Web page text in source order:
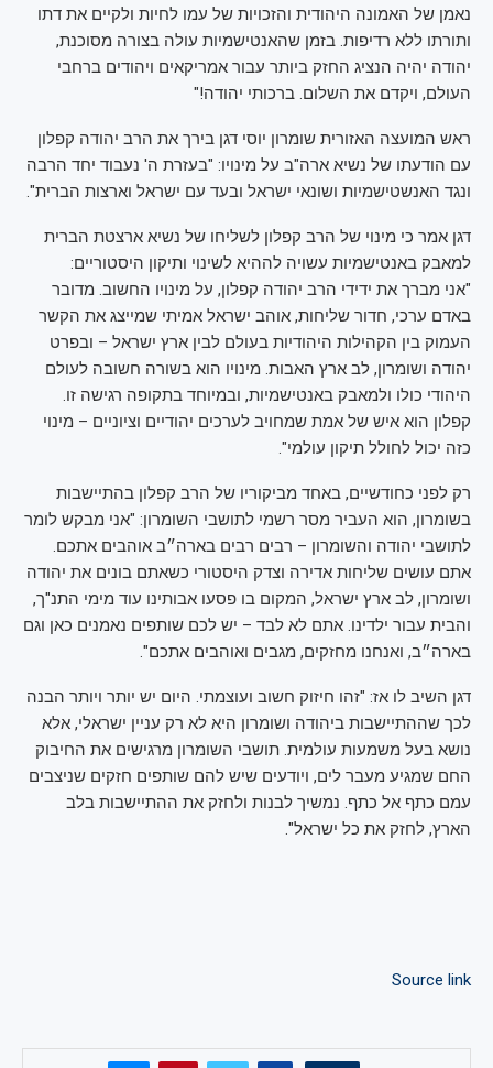
נאמן של האמונה היהודית והזכויות של עמו לחיות ולקיים את דתו
ותורתו ללא רדיפות. בזמן שהאנטישמיות עולה בצורה מסוכנת,
יהודה יהיה הנציג החזק ביותר עבור אמריקאים ויהודים ברחבי
העולם, ויקדם את השלום. ברכותי יהודה!"
ראש המועצה האזורית שומרון יוסי דגן בירך את הרב יהודה קפלון
עם הודעתו של נשיא ארה"ב על מינויו: "בעזרת ה' נעבוד יחד הרבה
ונגד האנשטישמיות ושונאי ישראל ובעד עם ישראל וארצות הברית".
דגן אמר כי מינוי של הרב קפלון לשליחו של נשיא ארצטת הברית
למאבק באנטישמיות עשויה לההיא לשינוי ותיקון היסטוריים:
"אני מברך את ידידי הרב יהודה קפלון, על מינויו החשוב. מדובר
באדם ערכי, חדור שליחות, אוהב ישראל אמיתי שמייצג את הקשר
העמוק בין הקהילות היהודיות בעולם לבין ארץ ישראל – ובפרט
יהודה ושומרון, לב ארץ האבות. מינויו הוא בשורה חשובה לעולם
היהודי כולו ולמאבק באנטישמיות, ובמיוחד בתקופה רגישה זו.
קפלון הוא איש של אמת שמחויב לערכים יהודיים וציוניים – מינוי
כזה יכול לחולל תיקון עולמי".
רק לפני כחודשיים, באחד מביקוריו של הרב קפלון בהתיישבות
בשומרון, הוא העביר מסר רשמי לתושבי השומרון: "‏אני מבקש לומר
לתושבי יהודה והשומרון – רבים רבים בארה״ב אוהבים אתכם.
אתם עושים שליחות אדירה וצדק היסטורי כשאתם בונים את יהודה
ושומרון, לב ארץ ישראל, המקום בו פסעו אבותינו עוד מימי התנ"ך,
והבית עבור ילדינו. אתם לא לבד – יש לכם שותפים נאמנים כאן וגם
בארה״ב, ואנחנו מחזקים, מגבים ואוהבים אתכם".
דגן השיב לו אז: "זהו חיזוק חשוב ועוצמתי. היום יש יותר ויותר הבנה
לכך שההתיישבות ביהודה ושומרון היא לא רק עניין ישראלי, אלא
נושא בעל משמעות עולמית. תושבי השומרון מרגישים את החיבוק
החם שמגיע מעבר לים, ויודעים שיש להם שותפים חזקים שניצבים
עמם כתף אל כתף. נמשיך לבנות ולחזק את ההתיישבות בלב
הארץ, לחזק את כל ישראל".
Source link